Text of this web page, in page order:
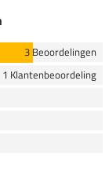
3 Beoordelingen
1 Klantenbeoordeling